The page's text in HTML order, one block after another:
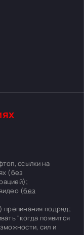
ссылки на
(без
(без
препинания подряд;
"когда появится
сил и